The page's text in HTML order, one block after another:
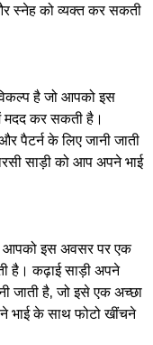
स्नेह को व्यक्त कर सकती
है जो आपको इस
कर सकती है।
पैटर्न के लिए जानी जाती
साड़ी को आप अपने भाई
आपको इस अवसर पर एक
है। कढ़ाई साड़ी अपने
जाती है, जो इसे एक अच्छा
भाई के साथ फोटो खींचने